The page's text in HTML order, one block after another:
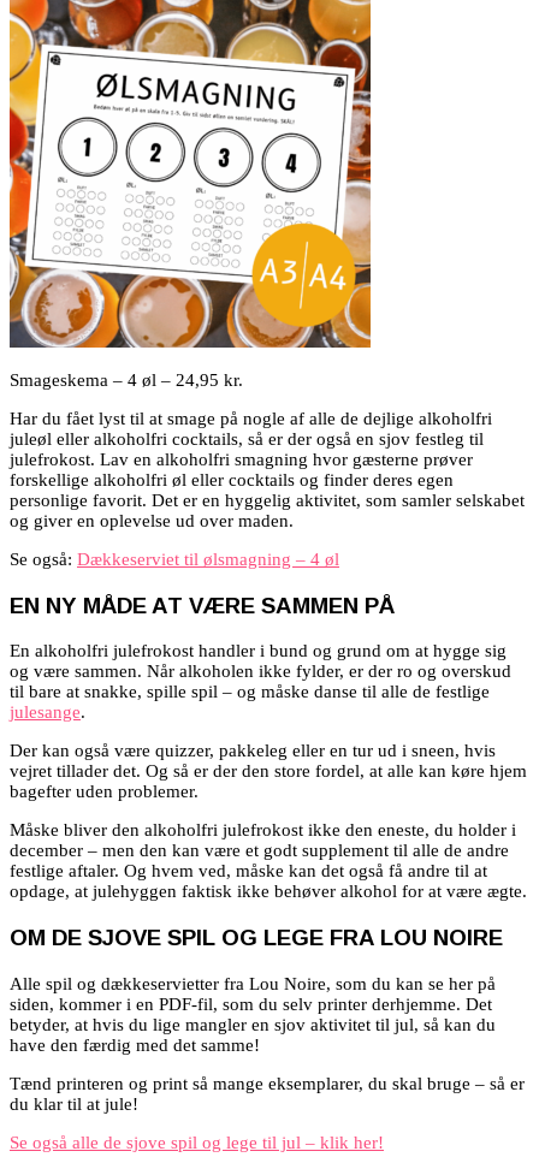
Smageskema – 4 øl – 24,95 kr.
Har du fået lyst til at smage på nogle af alle de dejlige alkoholfri
juleøl eller alkoholfri cocktails, så er der også en sjov festleg til
julefrokost. Lav en alkoholfri smagning hvor gæsterne prøver
forskellige alkoholfri øl eller cocktails og finder deres egen
personlige favorit. Det er en hyggelig aktivitet, som samler selskabet
og giver en oplevelse ud over maden.
Se også: Dækkeserviet til ølsmagning – 4 øl
EN NY MÅDE AT VÆRE SAMMEN PÅ
En alkoholfri julefrokost handler i bund og grund om at hygge sig
og være sammen. Når alkoholen ikke fylder, er der ro og overskud
til bare at snakke, spille spil – og måske danse til alle de festlige
julesange.
Der kan også være quizzer, pakkeleg eller en tur ud i sneen, hvis
vejret tillader det. Og så er der den store fordel, at alle kan køre hjem
bagefter uden problemer.
Måske bliver den alkoholfri julefrokost ikke den eneste, du holder i
december – men den kan være et godt supplement til alle de andre
festlige aftaler. Og hvem ved, måske kan det også få andre til at
opdage, at julehyggen faktisk ikke behøver alkohol for at være ægte.
OM DE SJOVE SPIL OG LEGE FRA LOU NOIRE
Alle spil og dækkeservietter fra Lou Noire, som du kan se her på
siden, kommer i en PDF-fil, som du selv printer derhjemme. Det
betyder, at hvis du lige mangler en sjov aktivitet til jul, så kan du
have den færdig med det samme!
Tænd printeren og print så mange eksemplarer, du skal bruge – så er
du klar til at jule!
Se også alle de sjove spil og lege til jul – klik her!